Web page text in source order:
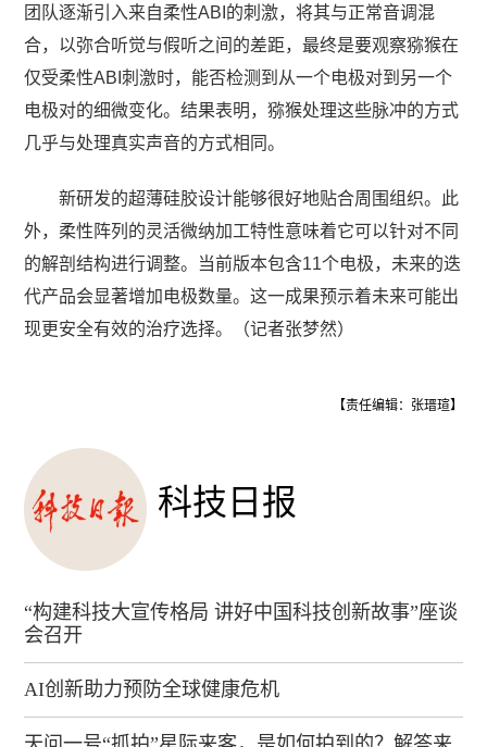
团队逐渐引入来自柔性ABI的刺激，将其与正常音调混
合，以弥合听觉与假听之间的差距，最终是要观察猕猴在
仅受柔性ABI刺激时，能否检测到从一个电极对到另一个
电极对的细微变化。结果表明，猕猴处理这些脉冲的方式
几乎与处理真实声音的方式相同。
新研发的超薄硅胶设计能够很好地贴合周围组织。此
外，柔性阵列的灵活微纳加工特性意味着它可以针对不同
的解剖结构进行调整。当前版本包含11个电极，未来的迭
代产品会显著增加电极数量。这一成果预示着未来可能出
现更安全有效的治疗选择。（记者张梦然）
【责任编辑：张瑨瑄】
科技日报
“构建科技大宣传格局 讲好中国科技创新故事”座谈
会召开
AI创新助力预防全球健康危机